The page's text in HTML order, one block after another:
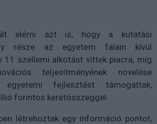
elérni azt is, hogy a kutatási
része az egyetem falain kívül
11 szellemi alkotást vittek piacra, míg
teljesítményének növelése
fejlesztést támogattak,
forintos keretösszeggel.
létrehoztak egy információ pontot,